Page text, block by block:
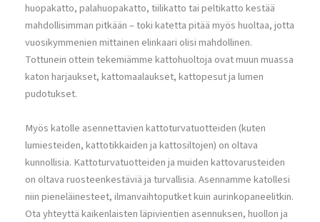
huopakatto, palahuopakatto, tiilikatto tai peltikatto kestää
mahdollisimman pitkään – toki katetta pitää myös huoltaa, jotta
vuosikymmenien mittainen elinkaari olisi mahdollinen.
Tottunein ottein tekemiämme kattohuoltoja ovat muun muassa
katon harjaukset, kattomaalaukset, kattopesut ja lumen
pudotukset.
Myös katolle asennettavien kattoturvatuotteiden (kuten
lumiesteiden, kattotikkaiden ja kattosiltojen) on oltava
kunnollisia. Kattoturvatuotteiden ja muiden kattovarusteiden
on oltava ruosteenkestäviä ja turvallisia. Asennamme katollesi
niin pieneläinesteet, ilmanvaihtoputket kuin aurinkopaneelitkin.
Ota yhteyttä kaikenlaisten läpivientien asennuksen, huollon ja